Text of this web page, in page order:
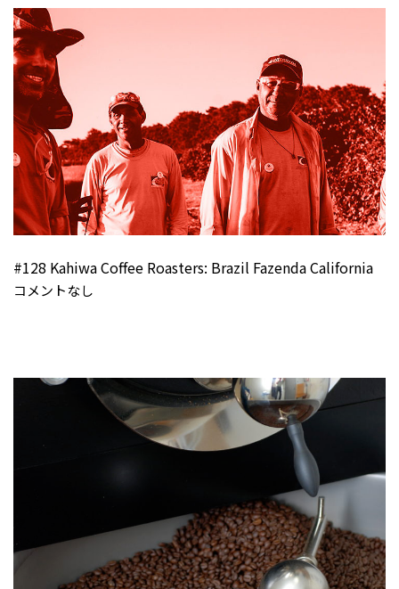
#128 Kahiwa Coffee Roasters: Brazil Fazenda California
コメントなし